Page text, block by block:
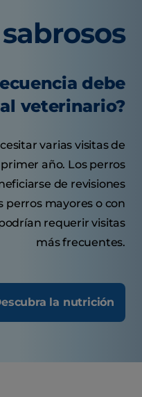
debe
veterinario?
varias visitas de
año. Los perros
de revisiones
perros mayores o con
requerir visitas
más frecuentes.
la nutrición